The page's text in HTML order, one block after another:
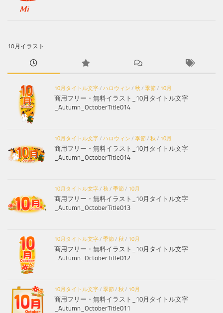
10月イラスト
10月タイトル文字/ ハロウィン / 秋 / 季節/ 10月
商用フリー・無料イラスト_10月タイトル文字
_Autumn_OctoberTitle014
10月タイトル文字/ ハロウィン / 季節/ 秋 / 10月
商用フリー・無料イラスト_10月タイトル文字
_Autumn_OctoberTitle014
10月タイトル文字/ 秋 / 季節/ 10月
商用フリー・無料イラスト_10月タイトル文字
_Autumn_OctoberTitle013
10月タイトル文字/ 季節/ 秋 / 10月
商用フリー・無料イラスト_10月タイトル文字
_Autumn_OctoberTitle012
10月タイトル文字/ 季節/ 秋 / 10月
商用フリー・無料イラスト_10月タイトル文字
_Autumn_OctoberTitle011